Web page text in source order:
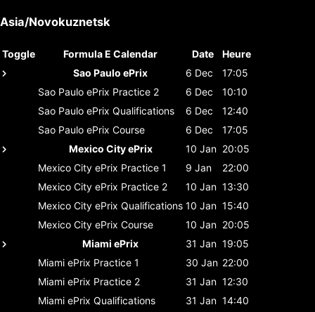
Asia/Novokuznetsk
Toggle Formula E Calendar Date
Heure
Sao Paulo ePrix
6 Dec
17:05
Sao Paulo ePrix Practice 2 6 Dec
10:10
Sao Paulo ePrix Qualifications 6 Dec
12:40
Sao Paulo ePrix Course 6 Dec
17:05
Mexico City ePrix
10 Jan 20:05
Mexico City ePrix Practice 1 9 Jan
22:00
Mexico City ePrix Practice 2 10 Jan 13:30
Mexico City ePrix Qualifications 10 Jan 15:40
Mexico City ePrix Course 10 Jan 20:05
Miami ePrix
31 Jan 19:05
Miami ePrix Practice 1 30 Jan 22:00
Miami ePrix Practice 2 31 Jan 12:30
Miami ePrix Qualifications 31 Jan 14:40